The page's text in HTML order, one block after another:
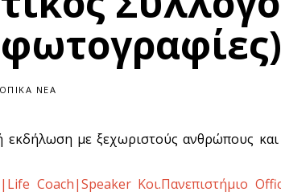
ΝΈΑ
με ξεχωριστούς ανθρώπους και
Coach|Speaker Κοι.Πανεπιστήμιο